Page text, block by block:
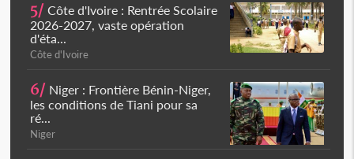
5/ Côte d'Ivoire : Rentrée Scolaire
2026-2027, vaste opération
d'éta...
Côte d'Ivoire
6/ Niger : Frontière Bénin-Niger,
les conditions de Tiani pour sa
ré...
Niger